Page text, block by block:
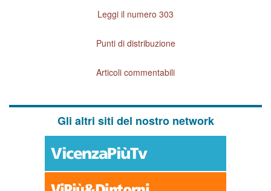
Leggi il numero 303
Punti di distribuzione
Articoli commentabili
Gli altri siti del nostro network